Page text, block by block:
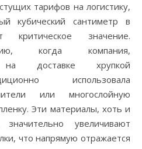
тарифов на логистику,
кубический сантиметр в
критическое значение.
когда компания,
на доставке хрупкой
использовала
или многослойную
Эти материалы, хоть и
увеличивают
что напрямую отражается